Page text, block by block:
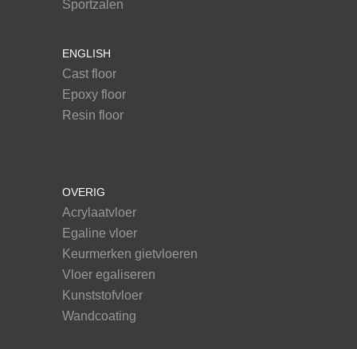
Sportzalen
ENGLISH
Cast floor
Epoxy floor
Resin floor
OVERIG
Acrylaatvloer
Egaline vloer
Keurmerken gietvloeren
Vloer egaliseren
Kunststofvloer
Wandcoating